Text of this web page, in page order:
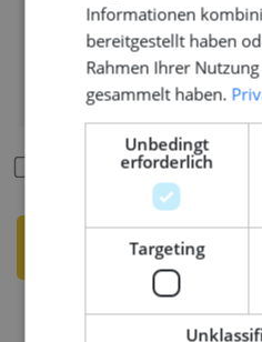
Ich stimme der
e Nachrichten über
SENDEN SIE IHRE
Informationen
bereitgestellt haben
Rahmen Ihrer
gesammelt haben.
Unbedingt
erforderlich
Targeting